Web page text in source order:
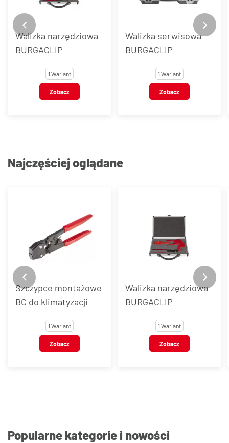
Walizka narzędziowa
BURGACLIP
1 Wariant
Zobacz
Walizka serwisowa
BURGACLIP
1 Wariant
Zobacz
Najczęściej oglądane
Szczypce montażowe
BC do klimatyzacji
1 Wariant
Zobacz
Walizka narzędziowa
BURGACLIP
1 Wariant
Zobacz
Popularne kategorie i nowości